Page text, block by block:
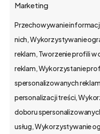
Marketing
Przechowywanie
nich, Wykorzystywanie
reklam, Tworzenie profili w
reklam, Wykorzystanie
spersonalizowanych
personalizacji treści,
doboru
usług, Wykorzystywanie
bs4 business
na rynku od
kapitał
Poznań, Polska
tel. 61 848 44 23
bs4@bs4.io